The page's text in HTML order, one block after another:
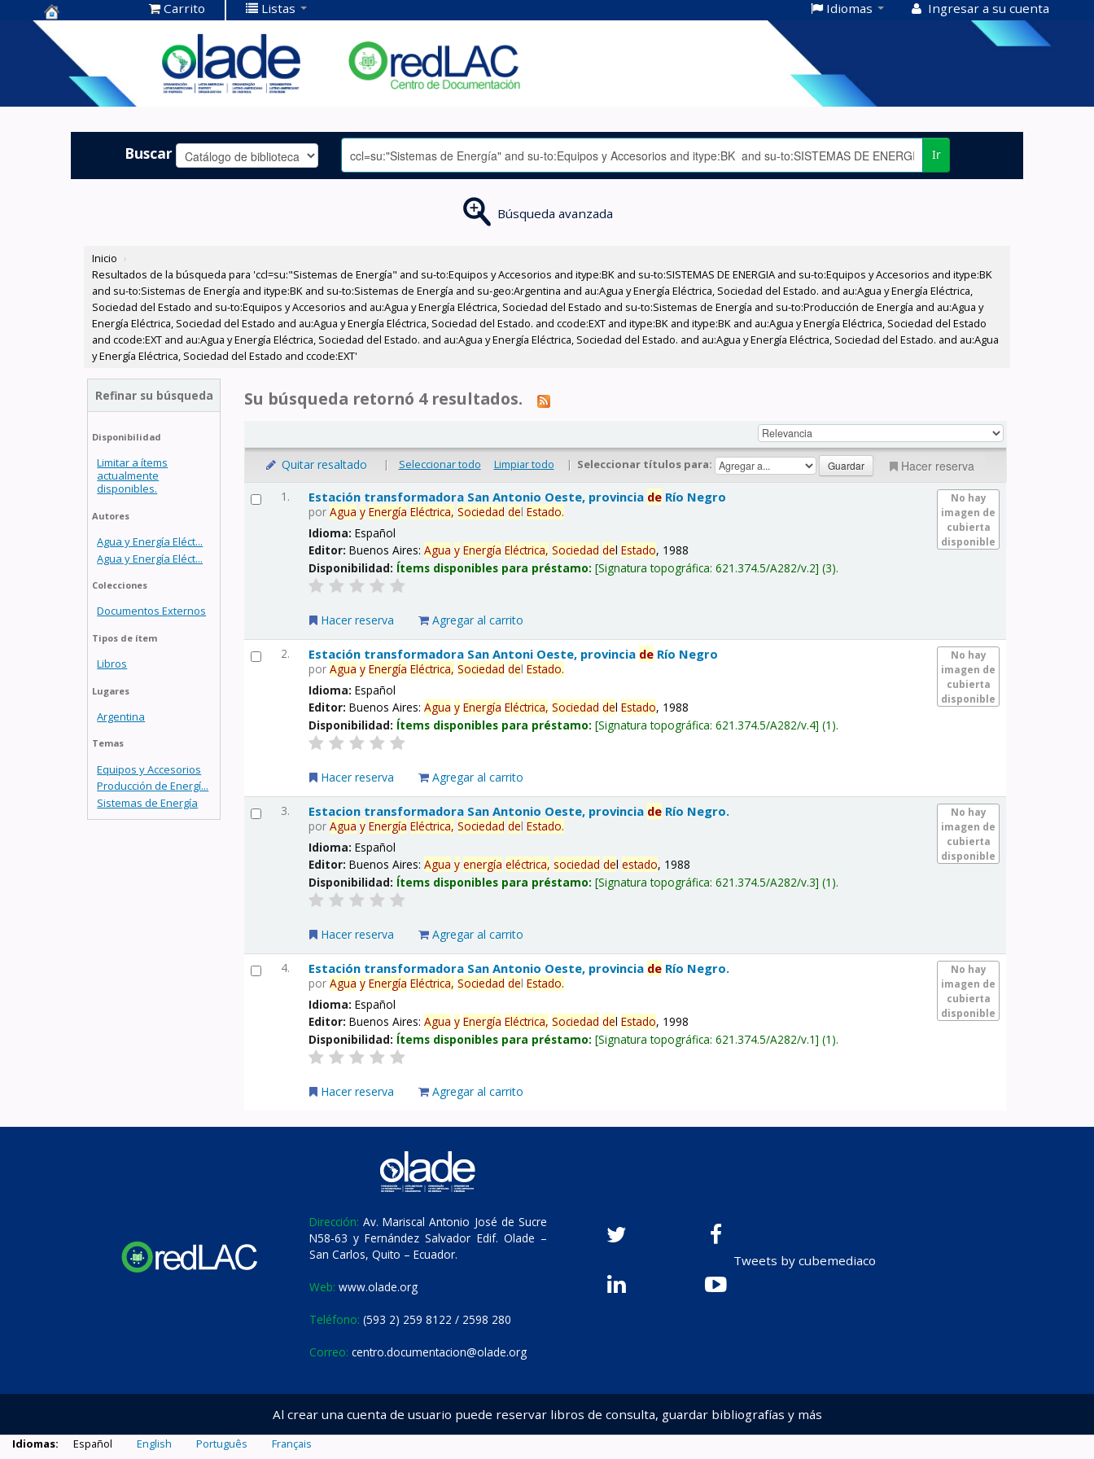
Centro de
Documentación
OLADE -
Carrito Listas Idiomas Ingresar a su cuenta
Buscar Ir
Búsqueda avanzada
Inicio ›
Resultados de la búsqueda para 'ccl=su:"Sistemas de Energía" and su-to:Equipos y Accesorios and itype:BK and su-to:SISTEMAS DE ENERGIA and su-to:Equipos y Accesorios and itype:BK
and su-to:Sistemas de Energía and itype:BK and su-to:Sistemas de Energía and su-geo:Argentina and au:Agua y Energía Eléctrica, Sociedad del Estado. and au:Agua y Energía Eléctrica,
Sociedad del Estado and su-to:Equipos y Accesorios and au:Agua y Energía Eléctrica, Sociedad del Estado and su-to:Sistemas de Energía and su-to:Producción de Energía and au:Agua y
Energía Eléctrica, Sociedad del Estado and au:Agua y Energía Eléctrica, Sociedad del Estado. and ccode:EXT and itype:BK and itype:BK and au:Agua y Energía Eléctrica, Sociedad del Estado
and ccode:EXT and au:Agua y Energía Eléctrica, Sociedad del Estado. and au:Agua y Energía Eléctrica, Sociedad del Estado. and au:Agua y Energía Eléctrica, Sociedad del Estado. and au:Agua
y Energía Eléctrica, Sociedad del Estado and ccode:EXT'
Refinar su búsqueda
Disponibilidad
Limitar a ítems
actualmente
disponibles.
Autores
Agua y Energía Eléct...
Agua y Energía Eléct...
Colecciones
Documentos Externos
Tipos de ítem
Libros
Lugares
Argentina
Temas
Equipos y Accesorios
Producción de Energí...
Sistemas de Energía
Su búsqueda retornó 4 resultados.
Quitar resaltado | Seleccionar todo Limpiar todo | Seleccionar títulos para: Hacer reserva
1.
No hay
imagen de
cubierta
disponible
Estación transformadora San Antonio Oeste, provincia de Río Negro
porAgua y Energía Eléctrica, Sociedad delEstado.
Idioma:Español
Editor:Buenos Aires:Agua y Energía Eléctrica, Sociedad delEstado, 1988
Disponibilidad: Ítems disponibles para préstamo: Signatura topográfica:621.374.5/A282/v.2 (3).
Hacer reserva Agregar al carrito
2.
No hay
imagen de
cubierta
disponible
Estación transformadora San Antoni Oeste, provincia de Río Negro
porAgua y Energía Eléctrica, Sociedad delEstado.
Idioma:Español
Editor:Buenos Aires:Agua y Energía Eléctrica, Sociedad delEstado, 1988
Disponibilidad: Ítems disponibles para préstamo: Signatura topográfica:621.374.5/A282/v.4 (1).
Hacer reserva Agregar al carrito
3.
No hay
imagen de
cubierta
disponible
Estacion transformadora San Antonio Oeste, provincia de Río Negro.
porAgua y Energía Eléctrica, Sociedad delEstado.
Idioma:Español
Editor:Buenos Aires:Agua y energía eléctrica, sociedad delestado, 1988
Disponibilidad: Ítems disponibles para préstamo: Signatura topográfica:621.374.5/A282/v.3 (1).
Hacer reserva Agregar al carrito
4.
No hay
imagen de
cubierta
disponible
Estación transformadora San Antonio Oeste, provincia de Río Negro.
porAgua y Energía Eléctrica, Sociedad delEstado.
Idioma:Español
Editor:Buenos Aires:Agua y Energía Eléctrica, Sociedad delEstado, 1998
Disponibilidad: Ítems disponibles para préstamo: Signatura topográfica:621.374.5/A282/v.1 (1).
Hacer reserva Agregar al carrito
Dirección: Av. Mariscal Antonio José de Sucre
N58-63 y Fernández Salvador Edif. Olade –
San Carlos, Quito – Ecuador.
Web: www.olade.org
Teléfono: (593 2) 259 8122 / 2598 280
Correo: centro.documentacion@olade.org
Tweets by cubemediaco
Al crear una cuenta de usuario puede reservar libros de consulta, guardar bibliografías y más
Idiomas: Español English Português Français